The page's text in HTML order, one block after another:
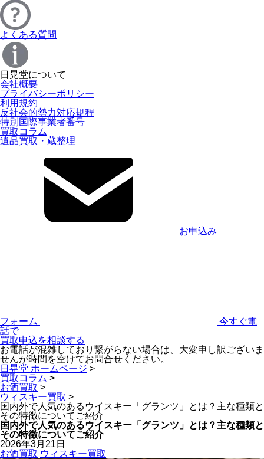
よくある質問
日晃堂について
会社概要
プライバシーポリシー
利用規約
反社会的勢力対応規程
特別国際事業者番号
買取コラム
遺品買取・蔵整理
お申込み
フォーム
今すぐ電
話で
買取申込を相談する
お電話が混雑しており繋がらない場合は、大変申し訳ございま
せんが時間を空けてお問合せください。
日晃堂 ホームページ >
買取コラム >
お酒買取 >
ウィスキー買取 >
国内外で人気のあるウイスキー「グランツ」とは？主な種類と
その特徴についてご紹介
国内外で人気のあるウイスキー「グランツ」とは？主な種類と
その特徴についてご紹介
2026年3月21日
お酒買取 ウィスキー買取